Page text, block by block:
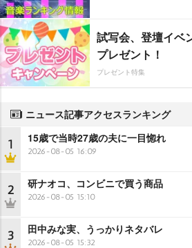
試写会、登壇イベ
プレゼント！
プレゼント特集
ニュース記事アクセスランキング
1 15歳で当時27歳の夫に一目惚れ
2026-08-05 16:09
2 研ナオコ、コンビニで買う商品
2026-08-05 15:10
3 田中みな実、うっかりネタバレ
2026-08-05 15:32